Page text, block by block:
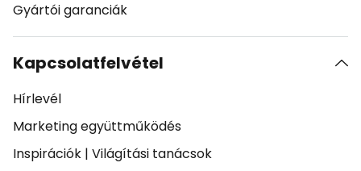
Gyártói garanciák
Kapcsolatfelvétel
Hírlevél
Marketing együttműködés
Inspirációk | Világítási tanácsok